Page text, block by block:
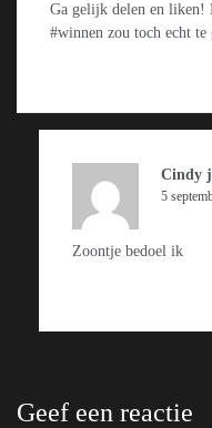
Ga gelijk delen en liken!
#winnen zou toch echt
Cindy
5
Zoontje bedoel ik
Geef een reactie